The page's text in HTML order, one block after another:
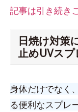
記事は引き続き
日焼け対策
止めUVスプ
身体だけでなく
る便利なスプレ